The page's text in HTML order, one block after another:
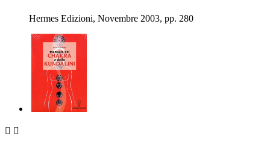
Hermes Edizioni, Novembre 2003, pp. 280
 